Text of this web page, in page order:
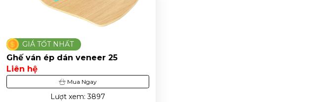
GIÁ TỐT NHẤT
Ghế uốn cong dán veneer 31
Lượt xem: 3554